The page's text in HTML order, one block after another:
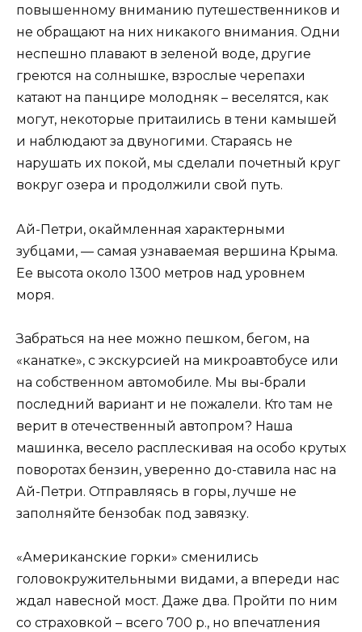
повышенному вниманию путешественников и
не обращают на них никакого внимания. Одни
неспешно плавают в зеленой воде, другие
греются на солнышке, взрослые черепахи
катают на панцире молодняк – веселятся, как
могут, некоторые притаились в тени камышей
и наблюдают за двуногими. Стараясь не
нарушать их покой, мы сделали почетный круг
вокруг озера и продолжили свой путь.
Ай-Петри, окаймленная характерными
зубцами, — самая узнаваемая вершина Крыма.
Ее высота около 1300 метров над уровнем
моря.
Забраться на нее можно пешком, бегом, на
«канатке», с экскурсией на микроавтобусе или
на собственном автомобиле. Мы вы-брали
последний вариант и не пожалели. Кто там не
верит в отечественный автопром? Наша
машинка, весело расплескивая на особо крутых
поворотах бензин, уверенно до-ставила нас на
Ай-Петри. Отправляясь в горы, лучше не
заполняйте бензобак под завязку.
«Американские горки» сменились
головокружительными видами, а впереди нас
ждал навесной мост. Даже два. Пройти по ним
со страховкой – всего 700 р., но впечатления